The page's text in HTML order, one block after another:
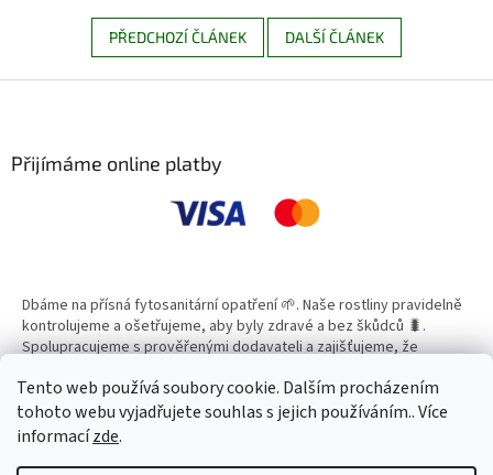
Tento web používá soubory cookie. Dalším procházením
tohoto webu vyjadřujete souhlas s jejich používáním.. Více
informacízde.
PŘEDCHOZÍ ČLÁNEK DALŠÍ ČLÁNEK
Přijímáme online platby
Dbáme na přísná fytosanitární opatření 🌱. Naše rostliny pravidelně
kontrolujeme a ošetřujeme, aby byly zdravé a bez škůdců 🐛.
Spolupracujeme s prověřenými dodavateli a zajišťujeme, že